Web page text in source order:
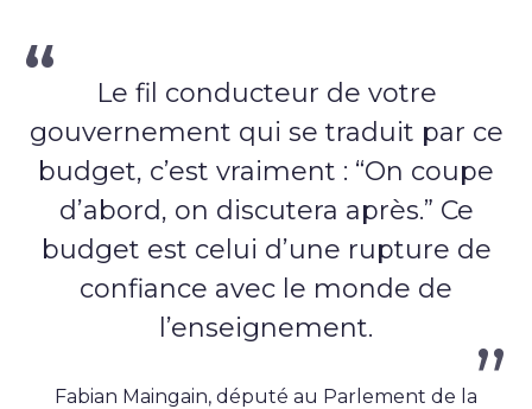
Le fil conducteur de votre
gouvernement qui se traduit par ce
budget, c’est vraiment : “On coupe
d’abord, on discutera après.” Ce
budget est celui d’une rupture de
confiance avec le monde de
l’enseignement.
Fabian Maingain, député au Parlement de la